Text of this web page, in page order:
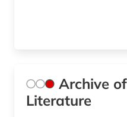
literatur (32)
logik (1)
Archive
Literature